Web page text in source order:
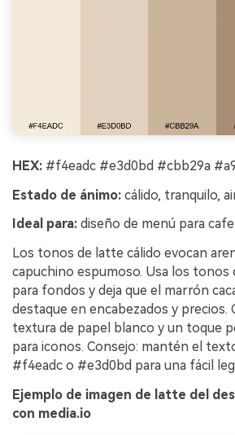
HEX: #f4eadc #e3d0bd #cbb29a
Estado de ánimo: cálido, tranquilo,
Ideal para: diseño de menú para
Los tonos de latte cálido evocan
capuchino espumoso. Usa los tonos
para fondos y deja que el marrón
destaque en encabezados y precios.
textura de papel blanco y un toque
para iconos. Consejo: mantén el
#f4eadc o #e3d0bd para una fácil
Ejemplo de imagen de latte del
con media.io